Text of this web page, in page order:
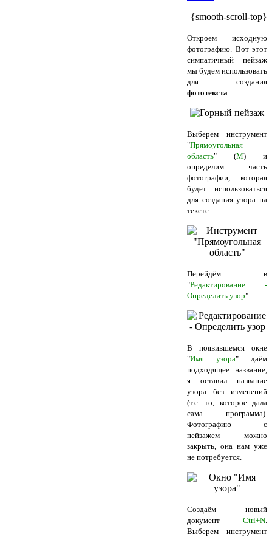
{smooth-scroll-top}
Откроем исходную
фотографию. Вот этот
симпатичный пейзаж
мы будем использовать
для создания
фототекста.
Выберем инструмент
"Прямоугольная
область" (М) и
определим часть
фотографии, которая
будет использоваться
для создания узора на
тексте.
Перейдём в
"Редактирование -
Определить узор".
В появившемся окне
"Имя узора" даём
подходящее название,
я оставил название
узора без изменений
(т.е. то, которое дала
сама программа).
Фотографию с
пейзажем можно
закрыть, она нам уже
не потребуется.
Создаём новый
документ - Ctrl+N.
Выберем инструмент